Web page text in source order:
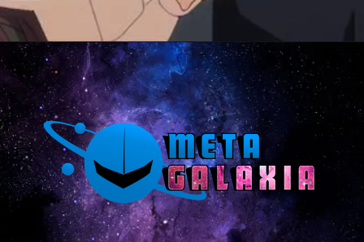
Opening https://metagalaxia.com.br/anime-e-manga/quando-e-onde-assistir-ao-episodio-51-de-that-time-i-got-reincarnated-as-a-slime/